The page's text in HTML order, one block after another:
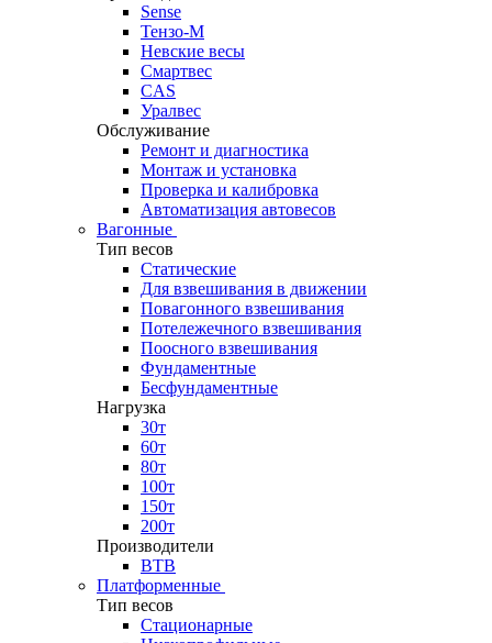
Sense
Тензо-М
Невские весы
Смартвес
CAS
Уралвес
Обслуживание
Ремонт и диагностика
Монтаж и установка
Проверка и калибровка
Автоматизация автовесов
Вагонные
Тип весов
Статические
Для взвешивания в движении
Повагонного взвешивания
Потележечного взвешивания
Поосного взвешивания
Фундаментные
Бесфундаментные
Нагрузка
30т
60т
80т
100т
150т
200т
Производители
ВТВ
Платформенные
Тип весов
Стационарные